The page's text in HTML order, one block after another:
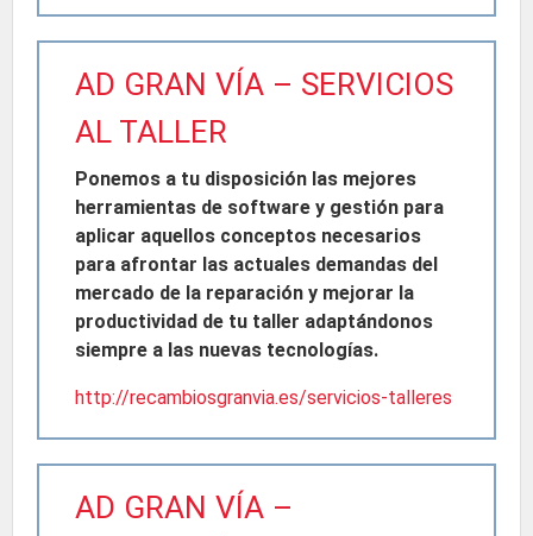
AD GRAN VÍA – SERVICIOS
AL TALLER
Ponemos a tu disposición las mejores
herramientas de software y gestión para
aplicar aquellos conceptos necesarios
para afrontar las actuales demandas del
mercado de la reparación y mejorar la
productividad de tu taller adaptándonos
siempre a las nuevas tecnologías.
http://recambiosgranvia.es/servicios-talleres
AD GRAN VÍA –